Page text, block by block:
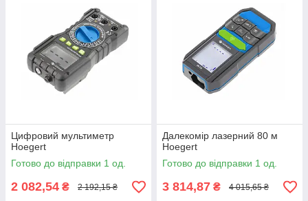
Цифровий мультиметр
Hoegert
Готово до відправки 1 од.
2 082,54 ₴ 2 192,15 ₴
Далекомір лазерний 80 м
Hoegert
Готово до відправки 1 од.
3 814,87 ₴ 4 015,65 ₴